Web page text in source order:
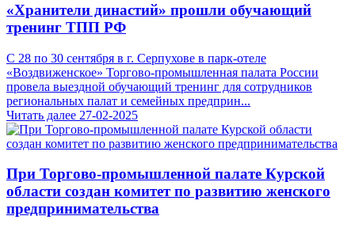
«Хранители династий» прошли обучающий
тренинг ТПП РФ
С 28 по 30 сентября в г. Серпухове в парк-отеле
«Воздвиженское» Торгово-промышленная палата России
провела выездной обучающий тренинг для сотрудников
региональных палат и семейных предприн...
Читать далее 27-02-2025
При Торгово-промышленной палате Курской
области создан комитет по развитию женского
предпринимательства